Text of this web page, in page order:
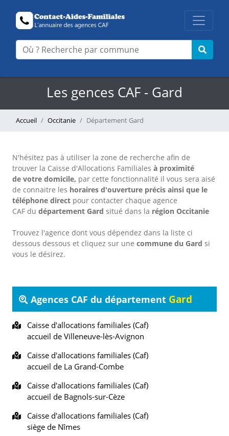
Les gences CAF - Gard
Accueil Occitanie Département Gard
N'hésitez pas à utiliser la zone de recherche afin de
trouver la Caisse d'Allocations Familiales à proximité
de votre domicile, par cette fonctionnalité il vous sera aisé
de connaitre les horaires d'ouverture précis ainsi que le
téléphone direct pour contacter chaque agence
CAF du département Gard situé dans la région Occitanie
Trouvez l'agence dont vous dépendez dans la liste ci
dessous dessous et cliquez sur une commune du Gard si
vous le désirez.
Agences CAF du département Gard
Caisse d'allocations familiales (Caf)
accueil de Villeneuve-lès-Avignon
Caisse d'allocations familiales (Caf)
accueil de La Grand-Combe
Caisse d'allocations familiales (Caf)
accueil de Bagnols-sur-Cèze
Caisse d'allocations familiales (Caf)
siège de Nîmes